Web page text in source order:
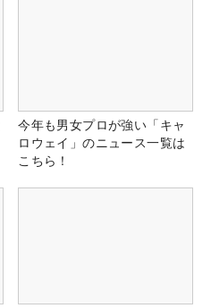
今年も男女プロが強い「キャ
ロウェイ」のニュース一覧は
こちら！